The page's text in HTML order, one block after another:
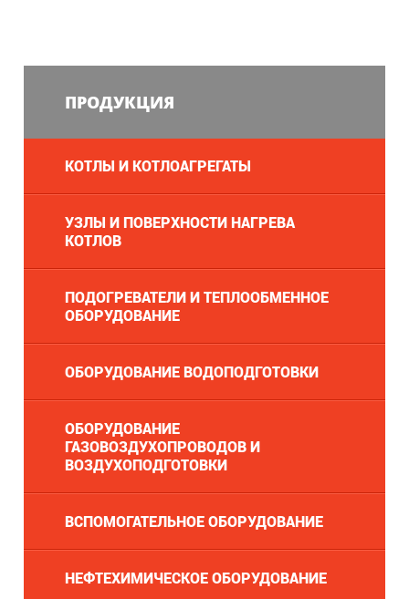
ПРОДУКЦИЯ
КОТЛЫ И КОТЛОАГРЕГАТЫ
УЗЛЫ И ПОВЕРХНОСТИ НАГРЕВА
КОТЛОВ
ПОДОГРЕВАТЕЛИ И ТЕПЛООБМЕННОЕ
ОБОРУДОВАНИЕ
ОБОРУДОВАНИЕ ВОДОПОДГОТОВКИ
ОБОРУДОВАНИЕ
ГАЗОВОЗДУХОПРОВОДОВ И
ВОЗДУХОПОДГОТОВКИ
ВСПОМОГАТЕЛЬНОЕ ОБОРУДОВАНИЕ
НЕФТЕХИМИЧЕСКОЕ ОБОРУДОВАНИЕ